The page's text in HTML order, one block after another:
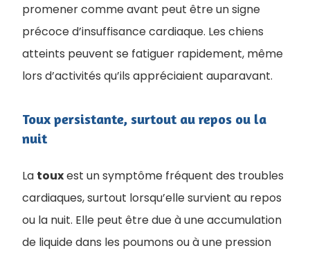
promener comme avant peut être un signe
précoce d’insuffisance cardiaque. Les chiens
atteints peuvent se fatiguer rapidement, même
lors d’activités qu’ils appréciaient auparavant.
Toux persistante, surtout au repos ou la
nuit
La touxest un symptôme fréquent des troubles
cardiaques, surtout lorsqu’elle survient au repos
ou la nuit. Elle peut être due à une accumulation
de liquide dans les poumons ou à une pression